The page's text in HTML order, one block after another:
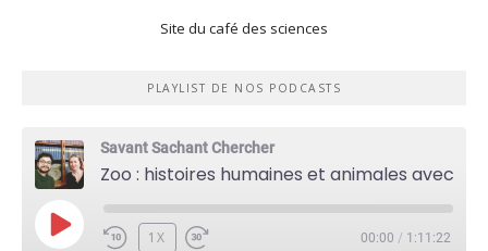
Site du café des sciences
PLAYLIST DE NOS PODCASTS
Savant Sachant Chercher
PLAY
1X 00:00 / 1:11:22